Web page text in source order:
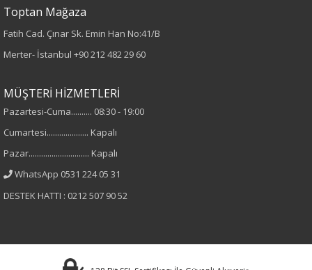
Desen
Düz
%95 Viskon
Yaka Tipi
Toptan Mağaza
Fatih Cad. Çınar Sk. Emin Han No:41/B
Merter- İstanbul +90 212 482 29 60
MÜŞTERİ HİZMETLERİ
Pazartesi-Cuma.......... 08:30 - 19:00
Cumartesi.................... Kapalı
Pazar............................. Kapalı
WhatsApp 0531 224 05 31
DESTEK HATTI : 0212 507 90 52